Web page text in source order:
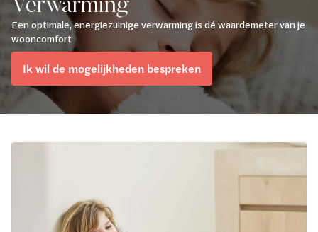
Een optimale, energiezuinige verwarming is dé waardemeter van je
wooncomfort
Ik wil de mogelijkheden bespreken